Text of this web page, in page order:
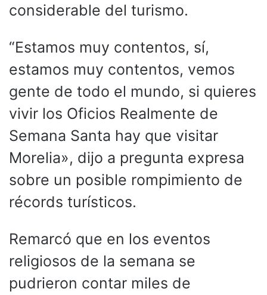
considerable del turismo.
“Estamos muy contentos, sí,
estamos muy contentos, vemos
gente de todo el mundo, si quieres
vivir los Oficios Realmente de
Semana Santa hay que visitar
Morelia», dijo a pregunta expresa
sobre un posible rompimiento de
récords turísticos.
Remarcó que en los eventos
religiosos de la semana se
pudrieron contar miles de